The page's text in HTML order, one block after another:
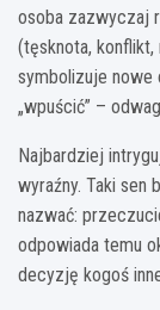
osoba zazwyczaj
(tęsknota,
symbolizuje
„wpuścić” –
Najbardziej
wyraźny. Taki sen
nazwać:
odpowiada temu
decyzję kogoś